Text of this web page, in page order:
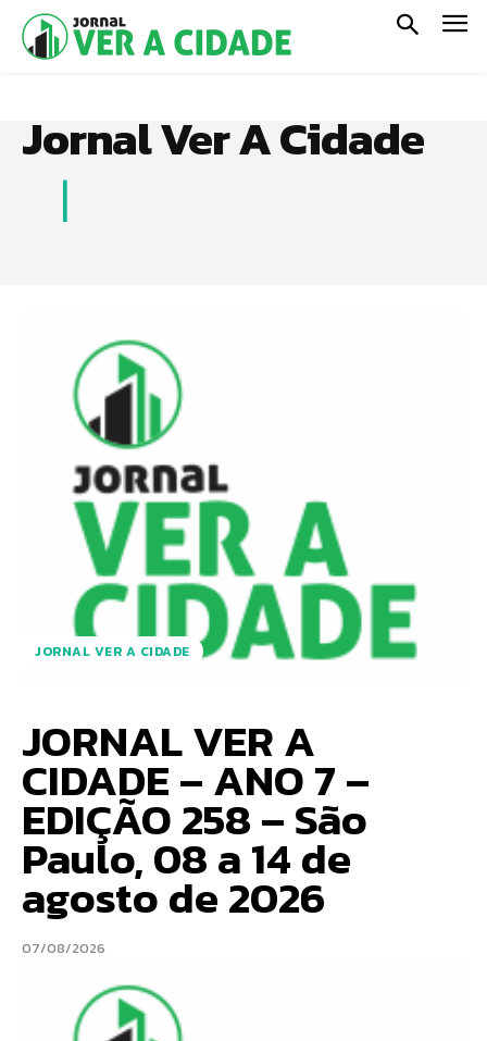
Jornal Ver A Cidade
JORNAL VER A CIDADE
JORNAL VER A
CIDADE – ANO 7 –
EDIÇÃO 258 – São
Paulo, 08 a 14 de
agosto de 2026
07/08/2026